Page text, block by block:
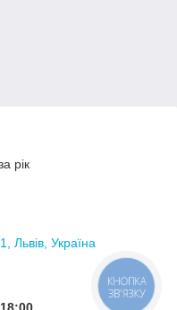
рік
Львів, Україна
КНОПКА
ЗВ'ЯЗКУ